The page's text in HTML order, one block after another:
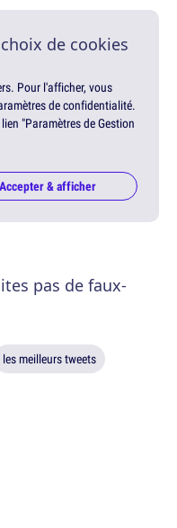
de cookies
Pour l'afficher, vous
de confidentialité.
"Paramètres de Gestion
Accepter & afficher
pas de faux-
les meilleurs tweets